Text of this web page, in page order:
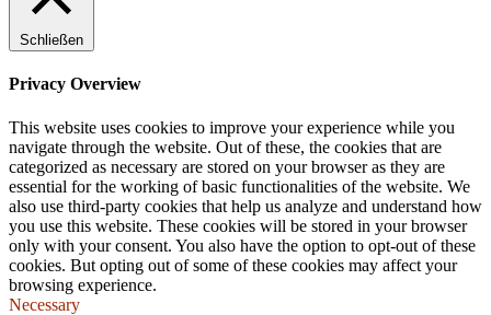
Schließen
Privacy Overview
This website uses cookies to improve your experience while you
navigate through the website. Out of these, the cookies that are
categorized as necessary are stored on your browser as they are
essential for the working of basic functionalities of the website. We
also use third-party cookies that help us analyze and understand how
you use this website. These cookies will be stored in your browser
only with your consent. You also have the option to opt-out of these
cookies. But opting out of some of these cookies may affect your
browsing experience.
Necessary